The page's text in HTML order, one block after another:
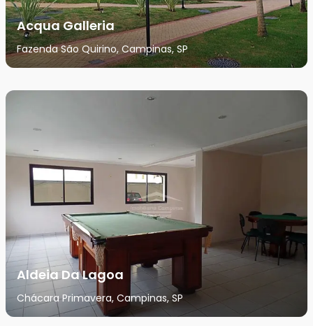
Acqua Galleria
Fazenda São Quirino, Campinas, SP
Aldeia Da Lagoa
Chácara Primavera, Campinas, SP